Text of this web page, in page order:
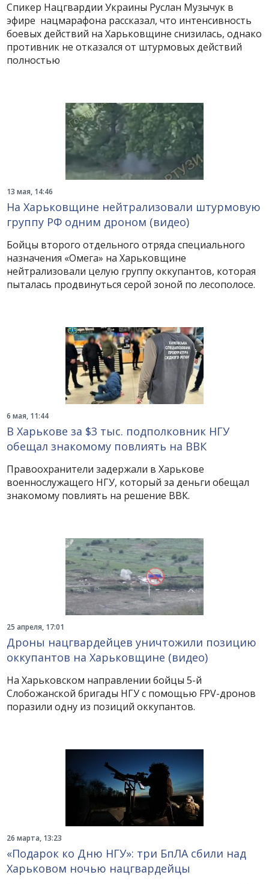
Спикер Нацгвардии Украины Руслан Музычук в
эфире нацмарафона рассказал, что интенсивность
боевых действий на Харьковщине снизилась, однако
противник не отказался от штурмовых действий
полностью
13 мая, 14:46
На Харьковщине нейтрализовали штурмовую
группу РФ одним дроном (видео)
Бойцы второго отдельного отряда специального
назначения «Омега» на Харьковщине
нейтрализовали целую группу оккупантов, которая
пыталась продвинуться серой зоной по лесополосе.
6 мая, 11:44
В Харькове за $3 тыс. подполковник НГУ
обещал знакомому повлиять на ВВК
Правоохранители задержали в Харькове
военнослужащего НГУ, который за деньги обещал
знакомому повлиять на решение ВВК.
25 апреля, 17:01
Дроны нацгвардейцев уничтожили позицию
оккупантов на Харьковщине (видео)
На Харьковском направлении бойцы 5-й
Слобожанской бригады НГУ с помощью FPV-дронов
поразили одну из позиций оккупантов.
26 марта, 13:23
«Подарок ко Дню НГУ»: три БпЛА сбили над
Харьковом ночью нацгвардейцы